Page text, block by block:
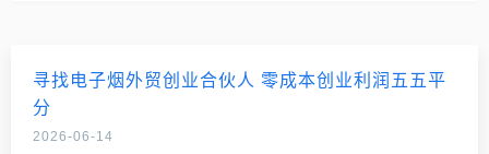
寻找电子烟外贸创业合伙人 零成本创业利润五五平
分
2026-06-14